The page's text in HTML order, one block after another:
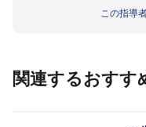
指導実績
など多く
2016年
この指導
関連するおすす